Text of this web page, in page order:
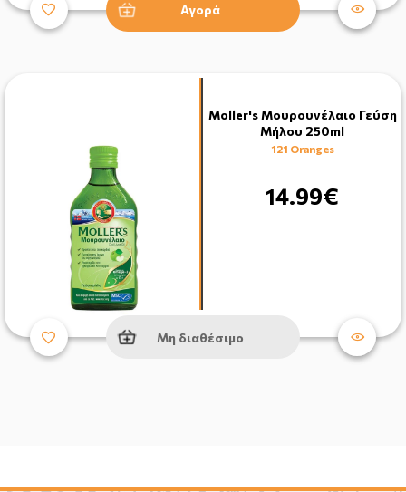
Αγορά
Moller's Μουρουνέλαιο Γεύση
Μήλου 250ml
121 Oranges
14.99€
Μη διαθέσιμο